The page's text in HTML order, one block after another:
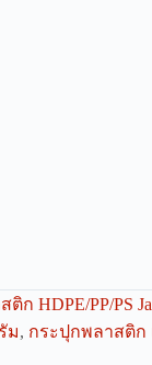
ก HDPE/PP/PS
ม, กระปุกพลาสติก